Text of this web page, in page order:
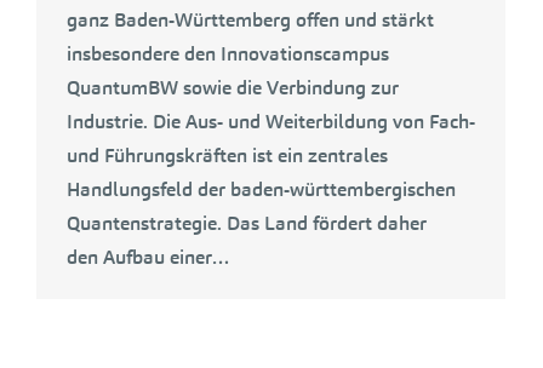
ganz Baden-Württemberg offen und stärkt
insbesondere den Innovationscampus
QuantumBW sowie die Verbindung zur
Industrie. Die Aus- und Weiterbildung von Fach-
und Führungskräften ist ein zentrales
Handlungsfeld der baden-württembergischen
Quantenstrategie. Das Land fördert daher
den Aufbau einer…